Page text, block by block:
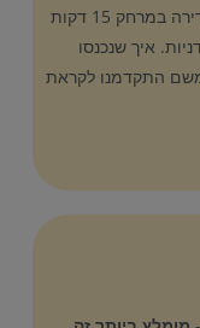
מתקנים יתאימו מבחינת גיל וגובה. ישנו בדירה במרחק 15 דקות
איך שנכנסו
התקדמנו לקראת